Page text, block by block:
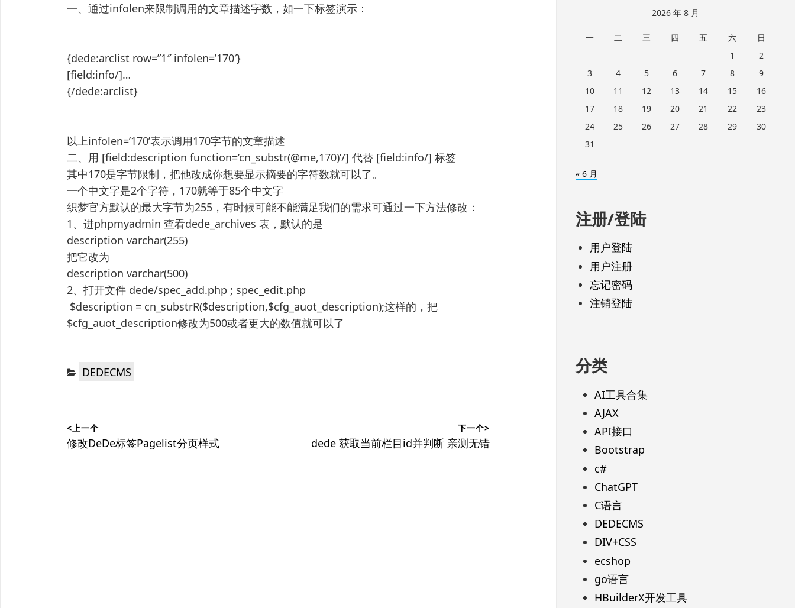
一、通过infolen来限制调用的文章描述字数，如一下标签演示：
{dede:arclist row=”1″ infolen=’170′}
[field:info/]…
{/dede:arclist}
以上infolen=’170’表示调用170字节的文章描述
二、用 [field:description function=’cn_substr(@me,170)’/] 代替 [field:info/] 标签
其中170是字节限制，把他改成你想要显示摘要的字符数就可以了。
一个中文字是2个字符，170就等于85个中文字
织梦官方默认的最大字节为255，有时候可能不能满足我们的需求可通过一下方法修改：
1、进phpmyadmin 查看dede_archives 表，默认的是
description varchar(255)
把它改为
description varchar(500)
2、打开文件 dede/spec_add.php ; spec_edit.php
$description = cn_substrR($description,$cfg_auot_description);这样的，把
$cfg_auot_description修改为500或者更大的数值就可以了
分 DEDECMS
章
<上一个
上
修改DeDe标签Pagelist分页样式
下一个>
下
dede 获取当前栏目id并判断 亲测无错
2026 年 8 月
一 二 三 四 五 六
日
1
2
3
4 5 6 7 8
9
10
11 12 13 14 15
16
17
18 19 20 21 22
23
24
25 26 27 28 29
30
31
« 6 月
注册/登陆
用户登陆
用户注册
忘记密码
注销登陆
分类
AI工具合集
AJAX
API接口
Bootstrap
c#
ChatGPT
C语言
DEDECMS
DIV+CSS
ecshop
go语言
HBuilderX开发工具